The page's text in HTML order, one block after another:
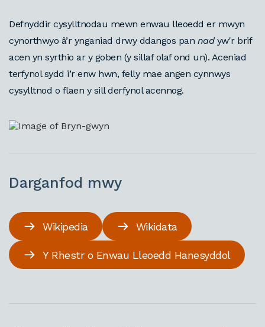
Defnyddir cysylltnodau mewn enwau lleoedd er mwyn
cynorthwyo â’r ynganiad drwy ddangos pan nad yw'r brif
acen yn syrthio ar y goben (y sillaf olaf ond un). Aceniad
terfynol sydd i’r enw hwn, felly mae angen cynnwys
cysylltnod o flaen y sill derfynol acennog.
Darganfod mwy
Wikipedia Wikidata
Y Rhestr o Enwau Lleoedd Hanesyddol